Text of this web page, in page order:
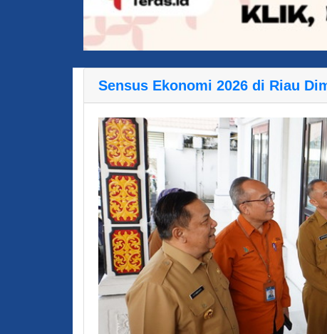
Sensus Ekonomi 2026 di Riau